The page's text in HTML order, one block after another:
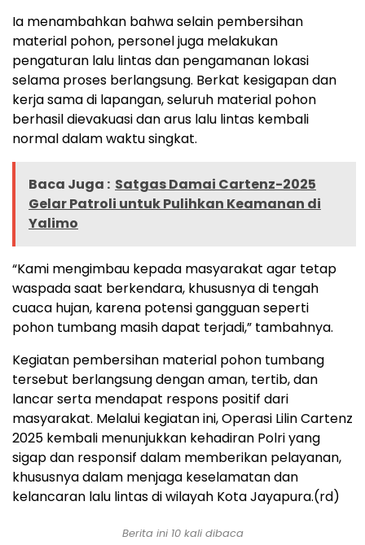
Ia menambahkan bahwa selain pembersihan
material pohon, personel juga melakukan
pengaturan lalu lintas dan pengamanan lokasi
selama proses berlangsung. Berkat kesigapan dan
kerja sama di lapangan, seluruh material pohon
berhasil dievakuasi dan arus lalu lintas kembali
normal dalam waktu singkat.
Baca Juga : Satgas Damai Cartenz-2025
Gelar Patroli untuk Pulihkan Keamanan di
Yalimo
“Kami mengimbau kepada masyarakat agar tetap
waspada saat berkendara, khususnya di tengah
cuaca hujan, karena potensi gangguan seperti
pohon tumbang masih dapat terjadi,” tambahnya.
Kegiatan pembersihan material pohon tumbang
tersebut berlangsung dengan aman, tertib, dan
lancar serta mendapat respons positif dari
masyarakat. Melalui kegiatan ini, Operasi Lilin Cartenz
2025 kembali menunjukkan kehadiran Polri yang
sigap dan responsif dalam memberikan pelayanan,
khususnya dalam menjaga keselamatan dan
kelancaran lalu lintas di wilayah Kota Jayapura.(rd)
Berita ini 10 kali dibaca